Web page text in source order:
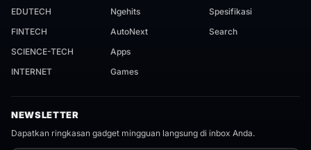
EDUTECH
FINTECH
SCIENCE-TECH
INTERNET
Ngehits
AutoNext
Apps
Games
Spesifikasi
Search
NEWSLETTER
Dapatkan ringkasan gadget mingguan langsung di inbox Anda.